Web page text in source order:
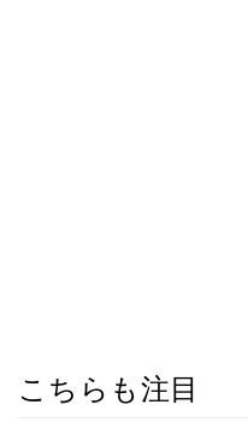
こちらも注目